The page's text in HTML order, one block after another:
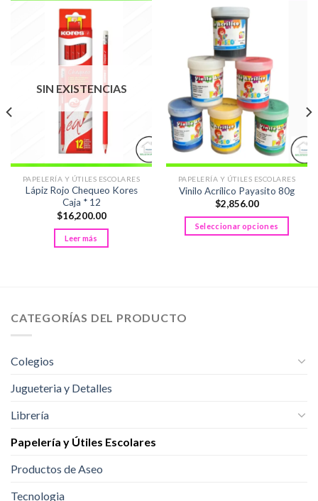
SIN EXISTENCIAS
PAPELERÍA Y ÚTILES ESCOLARES
Lápiz Rojo Chequeo Kores
Caja * 12
$16,200.00
Leer más
PAPELERÍA Y ÚTILES ESCOLARES
Vinilo Acrílico Payasito 80g
$2,856.00
Seleccionar opciones
CATEGORÍAS DEL PRODUCTO
Colegios
Jugueteria y Detalles
Librería
Papelería y Útiles Escolares
Productos de Aseo
Tecnologia